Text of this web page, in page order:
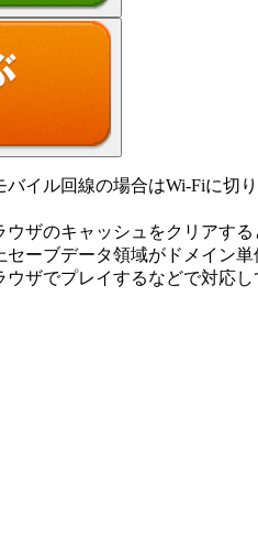
イル回線の場合はWi-Fiに
ザのキャッシュをクリアす
ーブデータ領域がドメイン
ザでプレイするなどで対応し